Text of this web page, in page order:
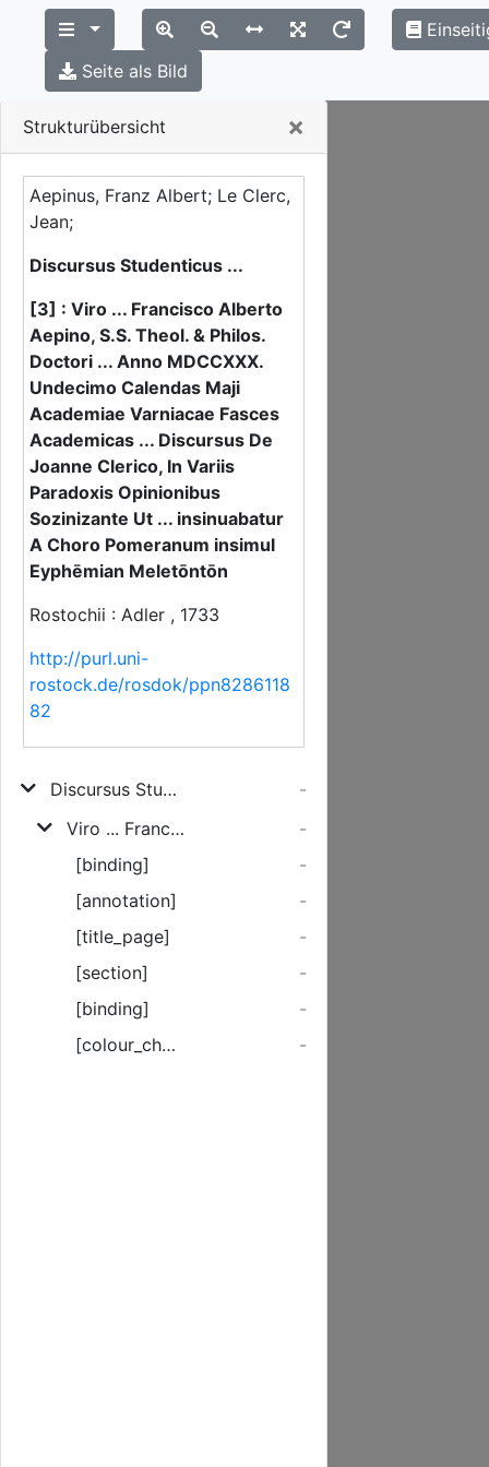
Strukturübersicht ×
Aepinus, Franz Albert; Le Clerc,
Jean;
Discursus Studenticus ...
[3] : Viro ... Francisco Alberto
Aepino, S.S. Theol. & Philos.
Doctori ... Anno MDCCXXX.
Undecimo Calendas Maji
Academiae Varniacae Fasces
Academicas ... Discursus De
Joanne Clerico, In Variis
Paradoxis Opinionibus
Sozinizante Ut ... insinuabatur
A Choro Pomeranum insimul
Eyphēmian Meletōntōn
Rostochii : Adler , 1733
http://purl.uni-
rostock.de/rosdok/ppn8286118
82
Discursus Studenticus ...
-
Viro ... Francisco Alberto Aepino, S.S. Theol. & Philos. Doctori ... Anno MDCCXXX. Undecimo Calendas Maji Academiae Varniacae Fasces Academicas ... Discursus De Joanne Clerico, In Variis Paradoxis Opinionibus Sozinizante Ut ... insinuabatur A Choro Pomeranum insimul Eyphmian Meletntn
-
[binding]
-
[annotation]
-
[title_page]
-
[section]
-
[binding]
-
[colour_checker]
-
Seite als Bild